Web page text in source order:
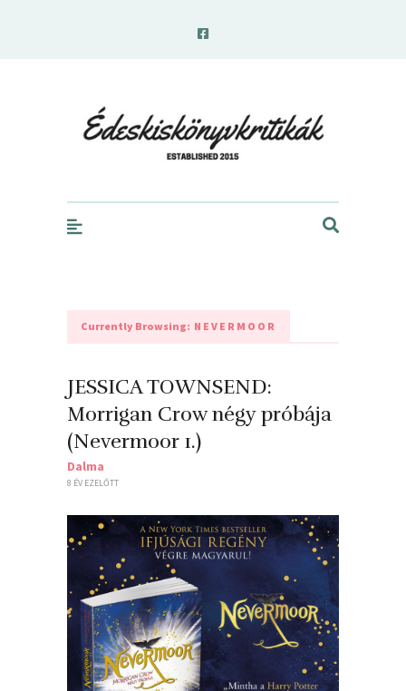
Currently Browsing: NEVERMOOR
JESSICA TOWNSEND:
Morrigan ​Crow négy próbája
(Nevermoor 1.)
Dalma
8 ÉV EZELŐTT